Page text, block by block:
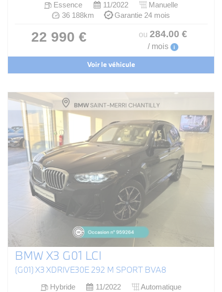
Essence 11/2022
Manuelle
36 188km
Garantie 24 mois
22 990 € ou 284.00 €
/ mois i
Voir le véhicule
BMW X3 G01 LCI
(G01) X3 XDRIVE30E 292 M SPORT BVA8
Hybride 11/2022
Automatique